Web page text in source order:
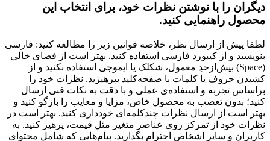
دیگران را با نوشتن نظرات خود، برای انتخاب این
محصول راهنمایی کنید.
لطفا پیش از ارسال نظر، خلاصه قوانین زیر را مطالعه کنید: فارسی
بنویسید و از کیبورد فارسی استفاده کنید. بهتر است از فضای خالی
(Space) بیش‌از‌حدِ معمول، شکلک یا ایموجی استفاده نکنید و از
کشیدن حروف یا کلمات با صفحه‌کلید بپرهیزید. نظرات خود را
براساس تجربه و استفاده‌ی عملی و با دقت به نکات فنی ارسال
کنید؛ بدون تعصب به محصول خاص، مزایا و معایب را بازگو کنید و
بهتر است از ارسال نظرات چندکلمه‌‌ای خودداری کنید. بهتر است در
نظرات خود از تمرکز روی عناصر متغیر مثل قیمت، پرهیز کنید. به
کاربران و سایر اشخاص احترام بگذارید. پیام‌هایی که شامل محتوای